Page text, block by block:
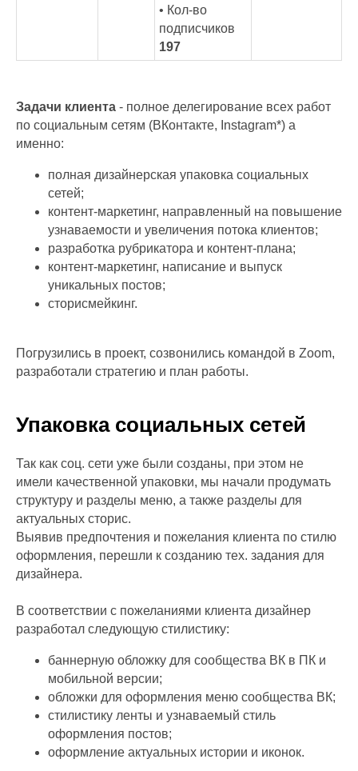
• Кол-во
подписчиков
197
Задачи клиента - полное делегирование всех работ
по социальным сетям (ВКонтакте, Instagram*) а
именно:
полная дизайнерская упаковка социальных
сетей;
контент-маркетинг, направленный на повышение
узнаваемости и увеличения потока клиентов;
разработка рубрикатора и контент-плана;
контент-маркетинг, написание и выпуск
уникальных постов;
сторисмейкинг.
Погрузились в проект, созвонились командой в Zoom,
разработали стратегию и план работы.
Упаковка социальных сетей
Так как соц. сети уже были созданы, при этом не
имели качественной упаковки, мы начали продумать
структуру и разделы меню, а также разделы для
актуальных сторис.
Выявив предпочтения и пожелания клиента по стилю
оформления, перешли к созданию тех. задания для
дизайнера.
В соответствии с пожеланиями клиента дизайнер
разработал следующую стилистику:
баннерную обложку для сообщества ВК в ПК и
мобильной версии;
обложки для оформления меню сообщества ВК;
стилистику ленты и узнаваемый стиль
оформления постов;
оформление актуальных истории и иконок.